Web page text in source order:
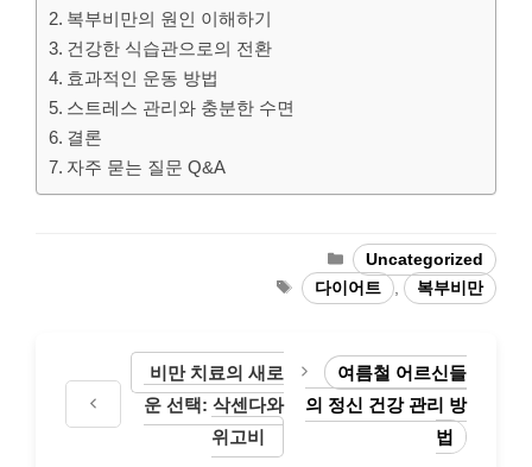
복부비만의 원인 이해하기
건강한 식습관으로의 전환
효과적인 운동 방법
스트레스 관리와 충분한 수면
결론
자주 묻는 질문 Q&A
Categories
Uncategorized
Tags다이어트 복부비만
비만 치료의 새로
운 선택: 삭센다와
위고비
여름철 어르신들
의 정신 건강 관리 방
법